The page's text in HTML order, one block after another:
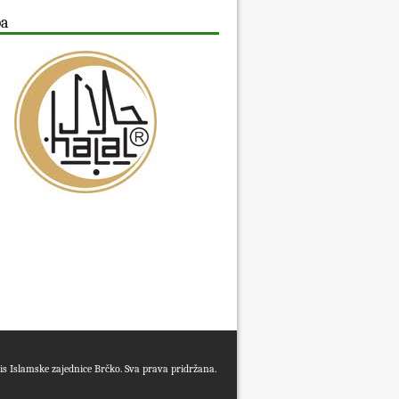
Islamske zajednice Brčko. Sva prava pridržana.